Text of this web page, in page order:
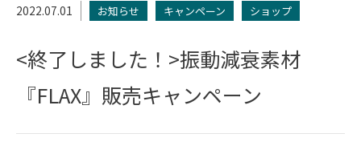
2022.07.01 お知らせ キャンペーン ショップ
<終了しました！>振動減衰素材
『FLAX』販売キャンペーン